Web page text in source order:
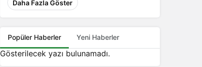
Daha Fazla Göster
Popüler Haberler Yeni Haberler
Gösterilecek yazı bulunamadı.